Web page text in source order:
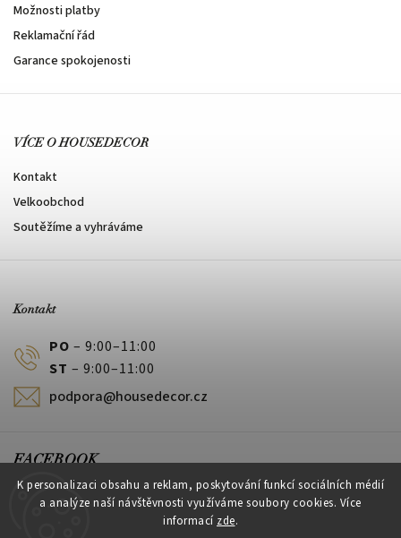
K personalizaci obsahu a reklam, poskytování funkcí sociálních médií
a analýze naší návštěvnosti využíváme soubory cookies. Více
informací zde.
Možnosti platby
Reklamační řád
Garance spokojenosti
VÍCE O HOUSEDECOR
Kontakt
Velkoobchod
Soutěžíme a vyhráváme
Kontakt
PO – 9:00–11:00
ST – 9:00–11:00
podpora@housedecor.cz
FACEBOOK